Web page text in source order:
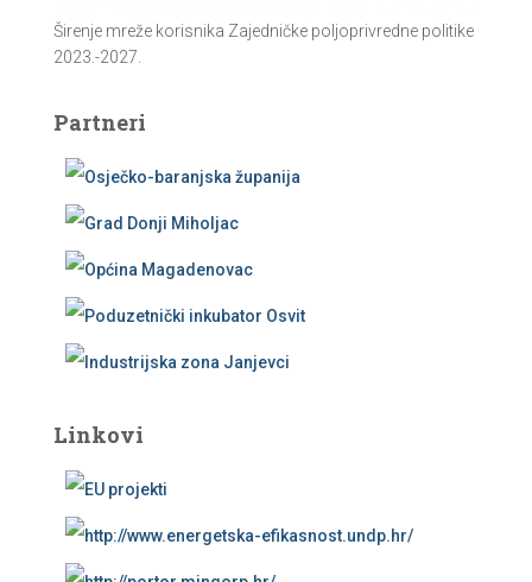
Širenje mreže korisnika Zajedničke poljoprivredne politike
2023.-2027.
Partneri
Linkovi